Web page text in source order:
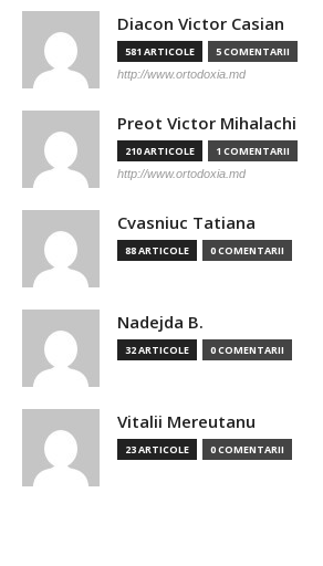
Diacon Victor Casian
581 ARTICOLE 5 COMENTARII
http://www.ortodoxia.md
Preot Victor Mihalachi
210 ARTICOLE 1 COMENTARII
http://www.ortodoxia.md
Cvasniuc Tatiana
88 ARTICOLE 0 COMENTARII
Nadejda B.
32 ARTICOLE 0 COMENTARII
Vitalii Mereutanu
23 ARTICOLE 0 COMENTARII